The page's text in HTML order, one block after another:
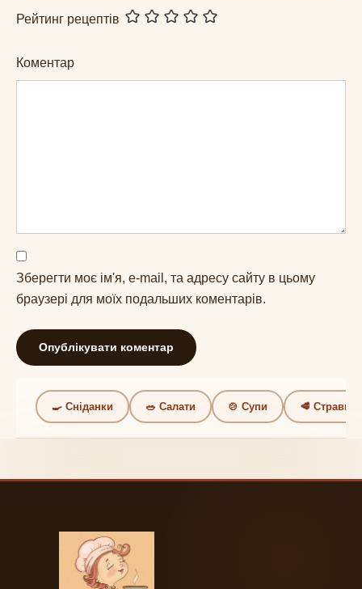
Рейтинг рецептів
Коментар
Зберегти моє ім'я, e-mail, та адресу сайту в цьому
браузері для моїх подальших коментарів.
🍳 Сніданки 🥗 Салати 🍲 Супи 🥩 Страви